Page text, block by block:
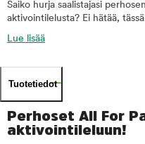
Saiko hurja saalistajasi
aktivointilelusta? Ei hätää,
Lue lisää
Tuotetiedot
Perhoset All For
aktivointileluun!